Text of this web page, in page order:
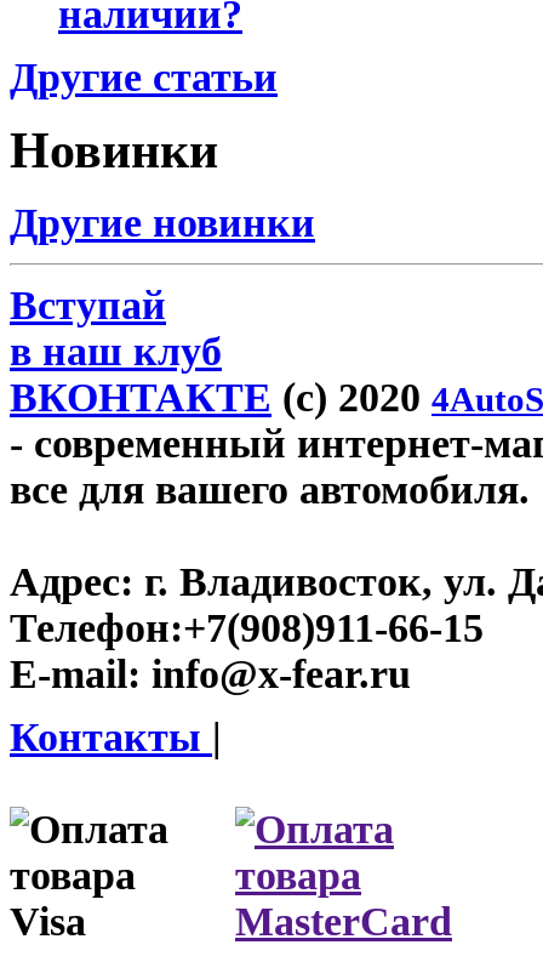
наличии?
Другие статьи
Новинки
Другие новинки
Вступай
в наш клуб
ВКОНТАКТЕ (c) 2020
- современный интернет-
все для вашего автомобиля.
Адрес: г. Владивосток, ул.
Телефон:+7(908)911-66-15
E-mail: info@x-fear.ru
Контакты |